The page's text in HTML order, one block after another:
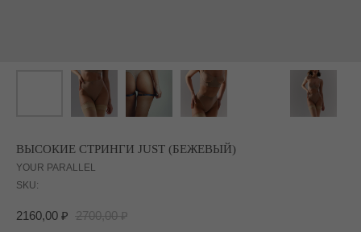
ВЫСОКИЕ СТРИНГИ JUST (БЕЖЕВЫЙ)
YOUR PARALLEL
SKU:
2160,00 ₽ 2700,00 ₽